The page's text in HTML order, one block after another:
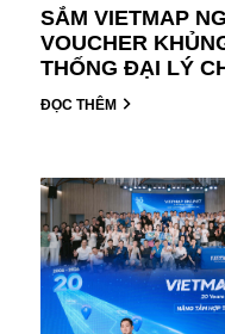
SẮM VIETMAP
VOUCHER
THỐNG ĐẠI LÝ
ĐỌC THÊM